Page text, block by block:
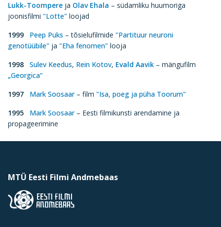
Lukk-Toompere ja Olav Ehala – südamliku huumoriga
joonisfilmi "Lotte" loojad
1999
Peep Puks – tõsielufilmide "Partituur neuroni
genotüübile" ja "Eha fenomen" looja
1998
Sulev Keedus, Rein Kotov, Evald Aavik – mängufilm
„Georgica“
1997
Mark Soosaar– film "Isa, poeg ja püha Toorum"
1995
Mark Soosaar – Eesti filmikunsti arendamine ja
propageerimine
MTÜ Eesti Filmi Andmebaas